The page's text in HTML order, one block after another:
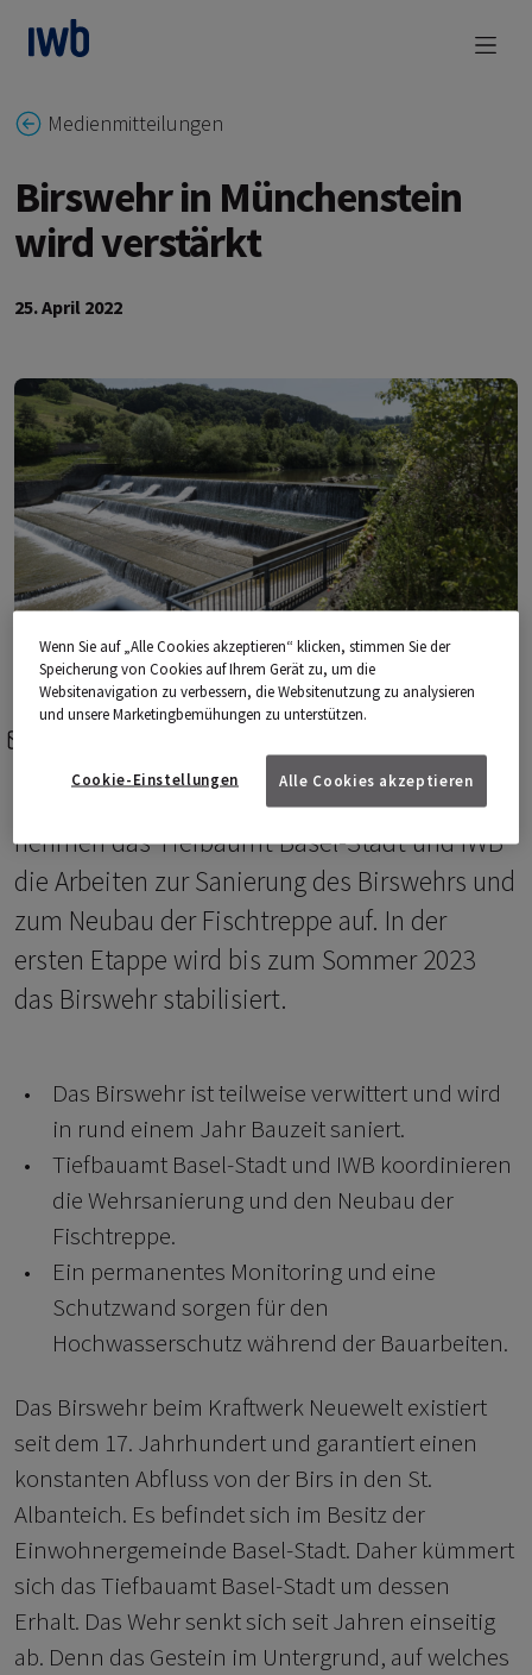
zum Main Content
Medienmitteilungen
Birswehr in Münchenstein
wird verstärkt
25. April 2022
Beim Kraftwerk Neuewelt in Münchenstein
nehmen das Tiefbaumt Basel-Stadt und IWB
die Arbeiten zur Sanierung des Birswehrs und
zum Neubau der Fischtreppe auf. In der
ersten Etappe wird bis zum Sommer 2023
das Birswehr stabilisiert.
Das Birswehr ist teilweise verwittert und wird
in rund einem Jahr Bauzeit saniert.
Tiefbauamt Basel-Stadt und IWB koordinieren
die Wehrsanierung und den Neubau der
Fischtreppe.
Ein permanentes Monitoring und eine
Schutzwand sorgen für den
Hochwasserschutz während der Bauarbeiten.
Das Birswehr beim Kraftwerk Neuewelt existiert
seit dem 17. Jahrhundert und garantiert einen
konstanten Abfluss von der Birs in den St.
Albanteich. Es befindet sich im Besitz der
Einwohnergemeinde Basel-Stadt. Daher kümmert
sich das Tiefbauamt Basel-Stadt um dessen
Erhalt. Das Wehr senkt sich seit Jahren einseitig
ab. Denn das Gestein im Untergrund, auf welches
Wenn Sie auf „Alle Cookies akzeptieren“ klicken, stimmen Sie der
Speicherung von Cookies auf Ihrem Gerät zu, um die
Websitenavigation zu verbessern, die Websitenutzung zu analysieren
und unsere Marketingbemühungen zu unterstützen.
Alle Cookies akzeptieren
Cookie-Einstellungen